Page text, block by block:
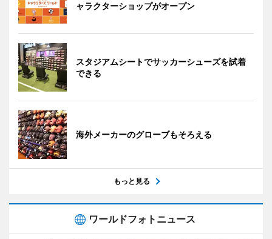
ャラクターショップがオープン
スタジアムシートでサッカーシューズを試着
できる
海外メーカーのグローブもそろえる
もっと見る
ワールドフォトニュース